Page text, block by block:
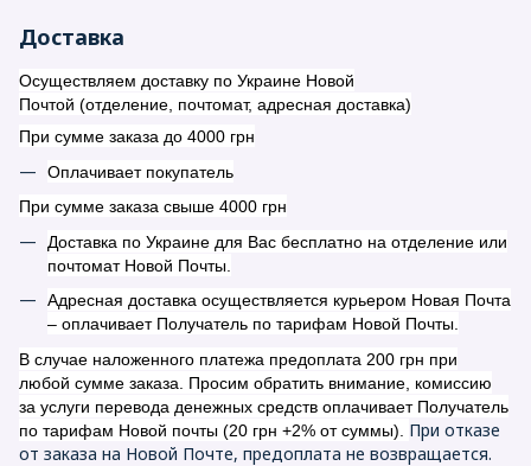
Доставка
Осуществляем доставку по Украине Новой
Почтой (отделение, почтомат, адресная доставка)
При сумме заказа до 4000 грн
Оплачивает покупатель
При сумме заказа свыше 4000 грн
Доставка по Украине для Вас бесплатно на отделение или
почтомат Новой Почты.
Адресная доставка осуществляется курьером Новая Почта
– оплачивает Получатель по тарифам Новой Почты.
В случае наложенного платежа предоплата 200 грн при
любой сумме заказа. Просим обратить внимание, комиссию
за услуги перевода денежных средств оплачивает Получатель
по тарифам Новой почты (20 грн +2% от суммы). При отказе
от заказа на Новой Почте, предоплата не возвращается.